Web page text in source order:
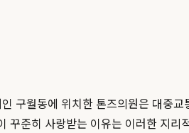
구월동에 위치한 톤즈의원은 대중
꾸준히 사랑받는 이유는 이러한 지